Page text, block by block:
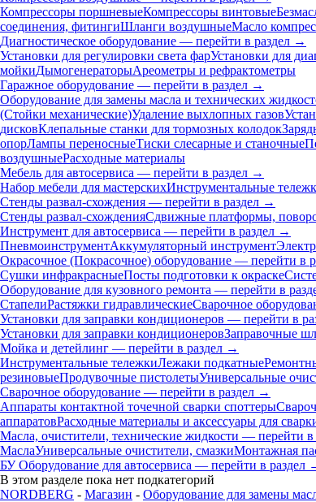
Компрессоры поршневыеКомпрессоры винтовые
соединения, фитингиШланги воздушныеМасло
Диагностическое оборудование — перейти в раздел →
Установки для регулировки света фарУстановки для
мойкиДымогенераторыАреометры и рефрактометры
Гаражное оборудование — перейти в раздел →
Оборудование для замены масла и технических
(Стойки механические)Удаление выхлопных газов
дисковКлепальные станки для тормозных колодок
опорЛампы переносныеТиски слесарные и станочные
воздушныеРасходные материалы
Мебель для автосервиса — перейти в раздел →
Набор мебели для мастерскихИнструментальные
Стенды развал-схождения — перейти в раздел →
Стенды развал-схожденияСдвижные платформы,
Инструмент для автосервиса — перейти в раздел →
ПневмоинструментАккумуляторный инструмент
Окрасочное (Покрасочное) оборудование — перейти в
Сушки инфракрасныеПосты подготовки к окраске
Оборудование для кузовного ремонта — перейти в
СтапелиРастяжки гидравлическиеСварочное
Установки для заправки кондиционеров — перейти в
Установки для заправки кондиционеровЗаправочные
Мойка и детейлинг — перейти в раздел →
Инструментальные тележкиЛежаки подкатные
резиновыеПродувочные пистолетыУниверсальные
Сварочное оборудование — перейти в раздел →
Аппараты контактной точечной сварки cпоттеры
аппаратовРасходные материалы и аксессуары для
Масла, очистители, технические жидкости — перейти
МаслаУниверсальные очистители, смазкиМонтажная
БУ Оборудование для автосервиса — перейти в раздел
В этом разделе пока нет подкатегорий
NORDBERG - Магазин - Оборудование для замены